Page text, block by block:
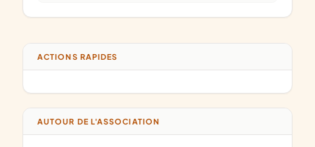
ACTIONS RAPIDES
AUTOUR DE L'ASSOCIATION